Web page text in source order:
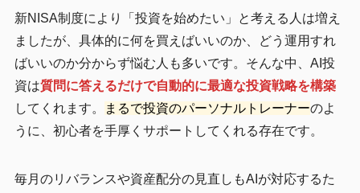
新NISA制度により「投資を始めたい」と考える人は増え
ましたが、具体的に何を買えばいいのか、どう運用すれ
ばいいのか分からず悩む人も多いです。そんな中、AI投
資は質問に答えるだけで自動的に最適な投資戦略を構築
してくれます。
まるで投資のパーソナルトレーナーのよ
うに、初心者を手厚くサポートしてくれる存在です。
毎月のリバランスや資産配分の見直しもAIが対応するた